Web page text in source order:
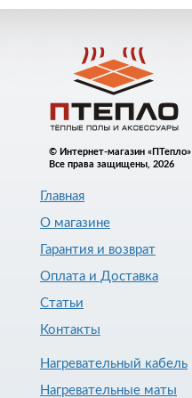
© Интернет-магазин «ПТепло»
Все права защищены, 2026
Главная
О магазине
Гарантия и возврат
Оплата и Доставка
Статьи
Контакты
Нагревательный кабель
Нагревательные маты